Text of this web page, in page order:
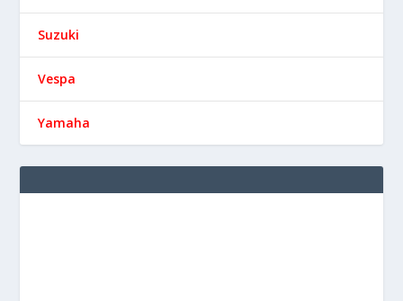
Suzuki
Vespa
Yamaha